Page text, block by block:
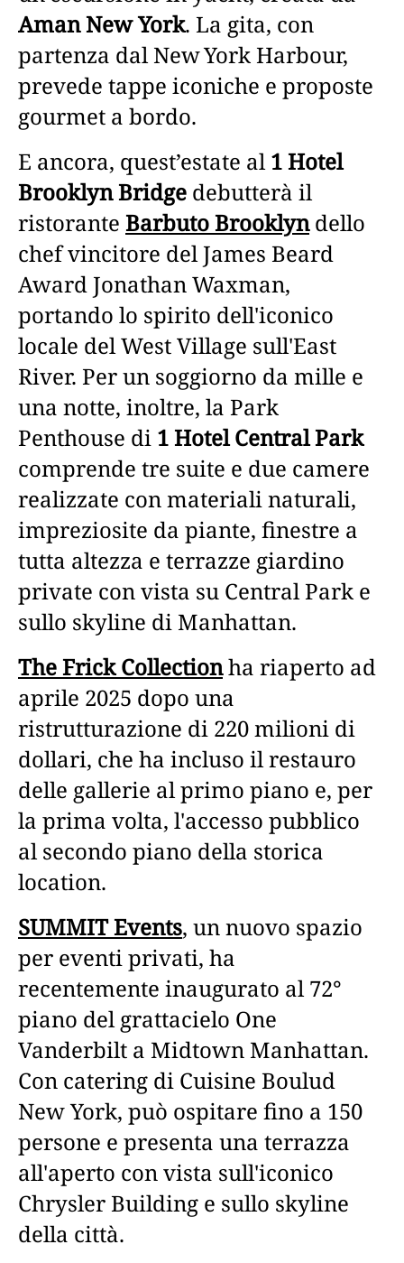
Aman New York. La gita, con
partenza dal New York Harbour,
prevede tappe iconiche e proposte
gourmet a bordo.
E ancora, quest’estate al1 Hotel
Brooklyn Bridge debutterà il
ristorante Barbuto Brooklyndello
chef vincitore del James Beard
Award Jonathan Waxman,
portando lo spirito dell'iconico
locale del West Village sull'East
River. Per un soggiorno da mille e
una notte, inoltre, la Park
Penthouse di 1 Hotel Central Park
comprende tre suite e due camere
realizzate con materiali naturali,
impreziosite da piante, finestre a
tutta altezza e terrazze giardino
private con vista su Central Park e
sullo skyline di Manhattan.
The Frick Collectionha riaperto ad
aprile 2025 dopo una
ristrutturazione di 220 milioni di
dollari, che ha incluso il restauro
delle gallerie al primo piano e, per
la prima volta, l'accesso pubblico
al secondo piano della storica
location.
SUMMIT Events, un nuovo spazio
per eventi privati, ha
recentemente inaugurato al 72°
piano del grattacielo One
Vanderbilt a Midtown Manhattan.
Con catering di Cuisine Boulud
New York, può ospitare fino a 150
persone e presenta una terrazza
all'aperto con vista sull'iconico
Chrysler Building e sullo skyline
della città.